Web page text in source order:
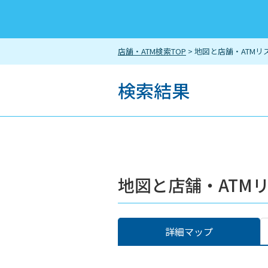
店舗・ATM検索TOP > 地図と店舗・ATMリ
検索結果
地図と店舗・ATM
詳細マップ